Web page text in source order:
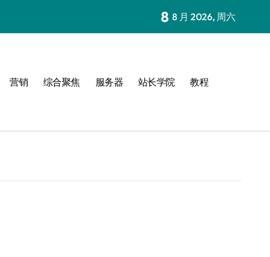
8 8 月 2026, 周六
营销 综合聚焦 服务器 站长学院 教程